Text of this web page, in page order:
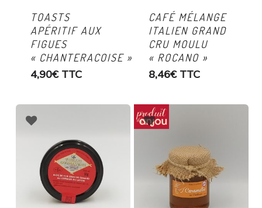
TOASTS
APÉRITIF AUX
FIGUES
« CHANTERACOISE »
4,90€ TTC
CAFÉ MÉLANGE
ITALIEN GRAND
CRU MOULU
« ROCANO »
8,46€ TTC